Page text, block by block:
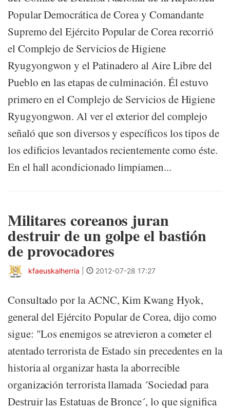
Popular Democrática de Corea y Comandante
Supremo del Ejército Popular de Corea recorrió
el Complejo de Servicios de Higiene
Ryugyongwon y el Patinadero al Aire Libre del
Pueblo en las etapas de culminación. Él estuvo
primero en el Complejo de Servicios de Higiene
Ryugyongwon. Al ver el exterior del complejo
señaló que son diversos y específicos los tipos de
los edificios levantados recientemente como éste.
En el hall acondicionado limpiamen...
Militares coreanos juran
destruir de un golpe el bastión
de provocadores
kfaeuskalherria 2012-07-28 17:27
Consultado por la ACNC, Kim Kwang Hyok,
general del Ejército Popular de Corea, dijo como
sigue: "Los enemigos se atrevieron a cometer el
atentado terrorista de Estado sin precedentes en la
historia al organizar hasta la aborrecible
organización terrorista llamada ´Sociedad para
Destruir las Estatuas de Bronce´, lo que significa